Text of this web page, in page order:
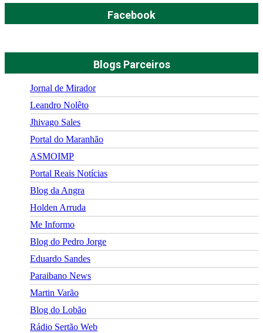
Facebook
Blogs Parceiros
Jornal de Mirador
Leandro Nolêto
Jhivago Sales
Portal do Maranhão
ASMOIMP
Portal Reais Notí­cias
Blog da Angra
Holden Arruda
Me Informo
Blog do Pedro Jorge
Eduardo Sandes
Paraibano News
Martin Varão
Blog do Lobão
Rádio Sertão Web